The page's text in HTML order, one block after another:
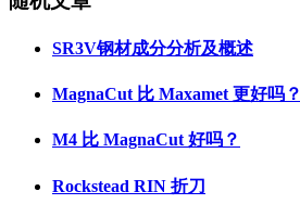
SR3V钢材成分分析及概述
MagnaCut 比 Maxamet 更好吗？
M4 比 MagnaCut 好吗？
Rockstead RIN 折刀